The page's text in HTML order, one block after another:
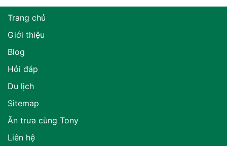
Trang chủ
Giới thiệu
Blog
Hỏi đáp
Du lịch
Sitemap
Ăn trưa cùng Tony
Liên hệ